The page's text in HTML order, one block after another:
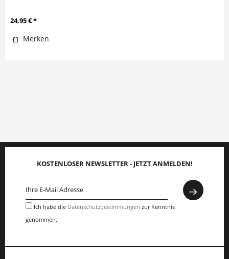
24,95 € *
Merken
KOSTENLOSER NEWSLETTER - JETZT ANMELDEN!
Ich habe die Datenschutzbestimmungen zur Kenntnis
genommen.